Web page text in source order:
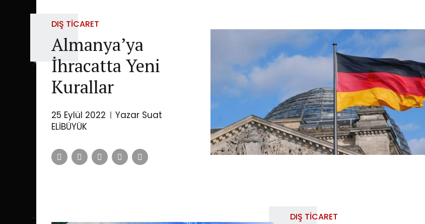
DIŞ TICARET
Almanya’ya
İhracatta Yeni
Kurallar
25 Eylül 2022
Yazar Suat
ELİBÜYÜK
DIŞ TICARET